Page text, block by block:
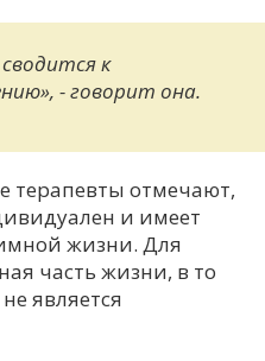
к
- говорит она.
терапевты отмечают,
и имеет
жизни. Для
часть жизни, в то
является